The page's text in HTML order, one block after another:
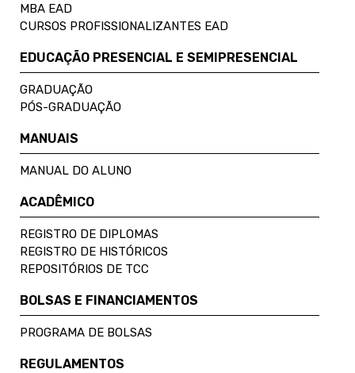
MBA EAD
CURSOS PROFISSIONALIZANTES EAD
EDUCAÇÃO PRESENCIAL E SEMIPRESENCIAL
GRADUAÇÃO
PÓS-GRADUAÇÃO
MANUAIS
MANUAL DO ALUNO
ACADÊMICO
REGISTRO DE DIPLOMAS
REGISTRO DE HISTÓRICOS
REPOSITÓRIOS DE TCC
BOLSAS E FINANCIAMENTOS
PROGRAMA DE BOLSAS
REGULAMENTOS